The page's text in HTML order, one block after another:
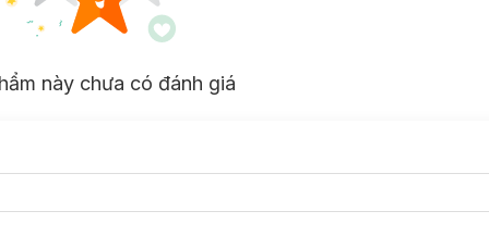
này chưa có đánh giá